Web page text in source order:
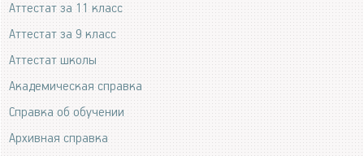
Аттестат за 11 класс
Аттестат за 9 класс
Аттестат школы
Академическая справка
Справка об обучении
Архивная справка